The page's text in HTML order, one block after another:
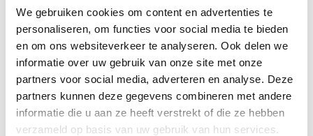
We gebruiken cookies om content en advertenties te
personaliseren, om functies voor social media te bieden
en om ons websiteverkeer te analyseren. Ook delen we
informatie over uw gebruik van onze site met onze
partners voor social media, adverteren en analyse. Deze
partners kunnen deze gegevens combineren met andere
informatie die u aan ze heeft verstrekt of die ze hebben
verzameld op basis van uw gebruik van hun services.
Youri Keulen tiende tijdens EK Ironman in